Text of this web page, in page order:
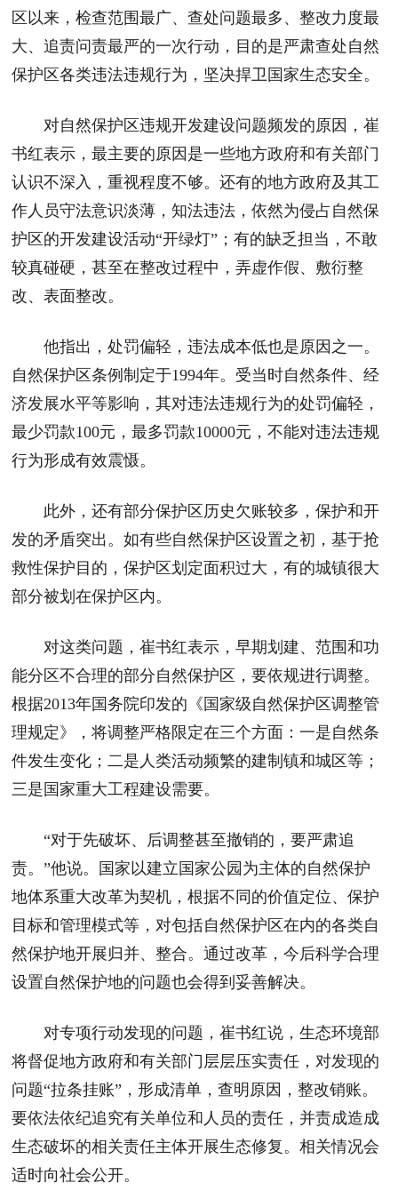
区以来，检查范围最广、查处问题最多、整改力度最
大、追责问责最严的一次行动，目的是严肃查处自然
保护区各类违法违规行为，坚决捍卫国家生态安全。
对自然保护区违规开发建设问题频发的原因，崔
书红表示，最主要的原因是一些地方政府和有关部门
认识不深入，重视程度不够。还有的地方政府及其工
作人员守法意识淡薄，知法违法，依然为侵占自然保
护区的开发建设活动“开绿灯”；有的缺乏担当，不敢
较真碰硬，甚至在整改过程中，弄虚作假、敷衍整
改、表面整改。
他指出，处罚偏轻，违法成本低也是原因之一。
自然保护区条例制定于1994年。受当时自然条件、经
济发展水平等影响，其对违法违规行为的处罚偏轻，
最少罚款100元，最多罚款10000元，不能对违法违规
行为形成有效震慑。
此外，还有部分保护区历史欠账较多，保护和开
发的矛盾突出。如有些自然保护区设置之初，基于抢
救性保护目的，保护区划定面积过大，有的城镇很大
部分被划在保护区内。
对这类问题，崔书红表示，早期划建、范围和功
能分区不合理的部分自然保护区，要依规进行调整。
根据2013年国务院印发的《国家级自然保护区调整管
理规定》，将调整严格限定在三个方面：一是自然条
件发生变化；二是人类活动频繁的建制镇和城区等；
三是国家重大工程建设需要。
“对于先破坏、后调整甚至撤销的，要严肃追
责。”他说。国家以建立国家公园为主体的自然保护
地体系重大改革为契机，根据不同的价值定位、保护
目标和管理模式等，对包括自然保护区在内的各类自
然保护地开展归并、整合。通过改革，今后科学合理
设置自然保护地的问题也会得到妥善解决。
对专项行动发现的问题，崔书红说，生态环境部
将督促地方政府和有关部门层层压实责任，对发现的
问题“拉条挂账”，形成清单，查明原因，整改销账。
要依法依纪追究有关单位和人员的责任，并责成造成
生态破坏的相关责任主体开展生态修复。相关情况会
适时向社会公开。